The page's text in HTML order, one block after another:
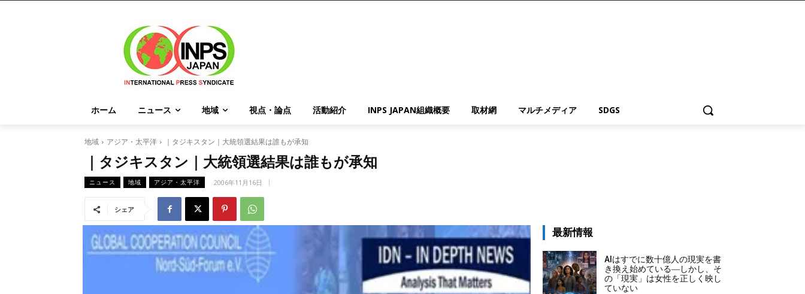
ホーム ニュース 地域 視点・論点 活動紹介 INPS JAPAN組織概要 取材網 マルチメディア SDGS
地域 アジア・太平洋 ｜タジキスタン｜大統領選結果は誰もが承知
｜タジキスタン｜大統領選結果は誰もが承知
ニュース 地域 アジア・太平洋 2006年11月16日
シェア
最新情報
AIはすでに数十億人の現実を書
き換え始めている―しかし、そ
の「現実」は女性を正しく映し
ていない